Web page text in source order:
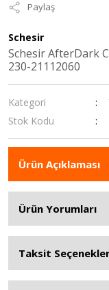
Paylaş
Schesir
Schesir AfterDark
230-21112060
Kategori
Stok Kodu
Ürün Açıklaması
Ürün Yorumları
Taksit